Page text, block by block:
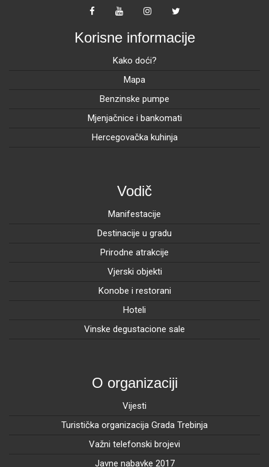
Korisne informacije
Kako doći?
Mapa
Benzinske pumpe
Mjenjačnice i bankomati
Hercegovačka kuhinja
Vodič
Manifestacije
Destinacije u gradu
Prirodne atrakcije
Vjerski objekti
Konobe i restorani
Hoteli
Vinske degustacione sale
O organizaciji
Vijesti
Turistička organizacija Grada Trebinja
Važni telefonski brojevi
Javne nabavke 2017